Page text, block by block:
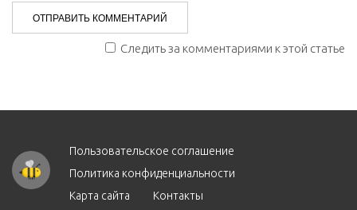
Следить за комментариями к этой статье
Пользовательское соглашение
Политика конфиденциальности
Карта сайта
Контакты